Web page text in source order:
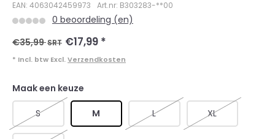
EAN: 4063042459973 Art.nr: B303283-**00
0 beoordeling (en)
€35,99SRT €17,99 *
* Incl. btw Excl. Verzendkosten
Maak een keuze
S M L XL